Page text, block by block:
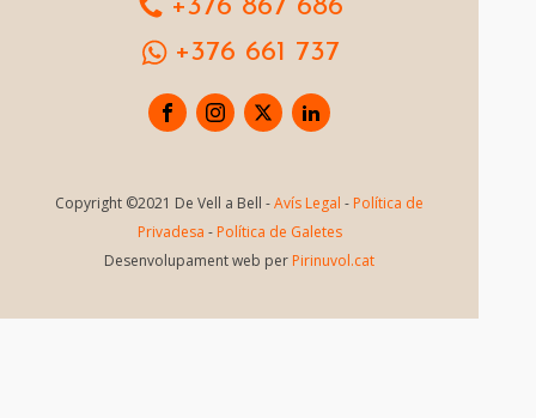
+376 867 686
+376 661 737
Copyright ©2021 De Vell a Bell -Avís Legal - Política de
Privadesa - Política de Galetes
Desenvolupament web per Pirinuvol.cat